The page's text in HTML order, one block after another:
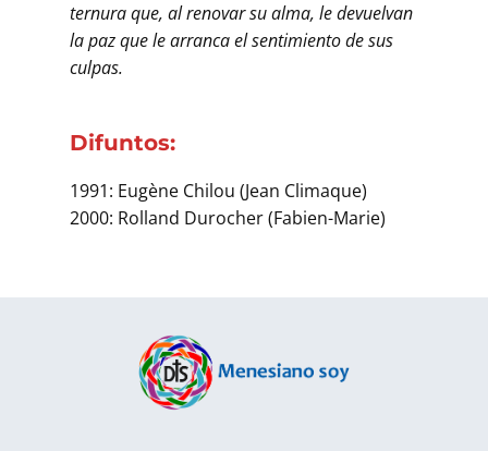
ternura que, al renovar su alma, le devuelvan
la paz que le arranca el sentimiento de sus
culpas.
Difuntos:
1991: Eugène Chilou (Jean Climaque)
2000: Rolland Durocher (Fabien-Marie)